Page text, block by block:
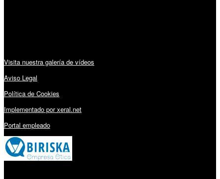
Visita nuestra galería de vídeos
Aviso Legal
Política de Cookies
Implementado por xeral.net
Portal empleado